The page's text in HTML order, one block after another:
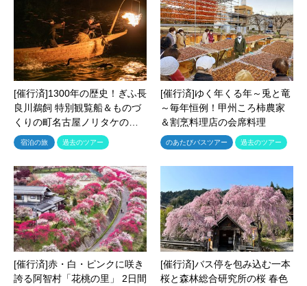
[催行済]1300年の歴史！ぎふ長
良川鵜飼 特別観覧船＆ものづ
くりの町名古屋ノリタケの…
宿泊の旅 過去のツアー
[催行済]ゆく年くる年～兎と竜
～毎年恒例！甲州ころ柿農家
＆割烹料理店の会席料理
のあたびバスツアー 過去のツアー
[催行済]赤・白・ピンクに咲き
誇る阿智村「花桃の里」 2日間
[催行済]バス停を包み込む一本
桜と森林総合研究所の桜 春色